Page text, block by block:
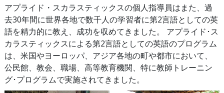
アプライド・スカラスティックスの個人指導員はまた、過
去30年間に世界各地で数千人の学習者に第2言語としての英
語を精力的に教え、成功を収めてきました。 アプライド･ス
カラスティックスによる第2言語としての英語のプログラム
は、米国やヨーロッパ、アジア各地の町や都市において、
公民館、教会、職場、高等教育機関、特に教師トレーニン
グ･プログラムで実施されてきました。